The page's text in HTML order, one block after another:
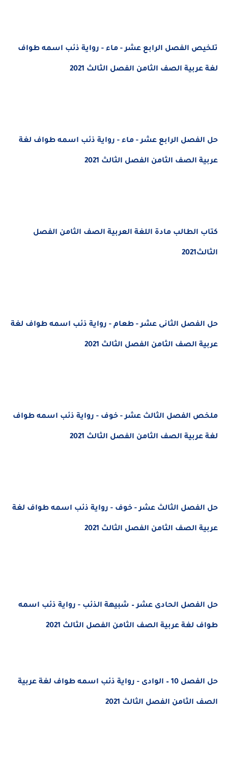
تلخيص الفصل الرابع عشر - ماء - رواية ذئب اسمه طواف
لغة عربية الصف الثامن الفصل الثالث 2021
حل الفصل الرابع عشر - ماء - رواية ذئب اسمه طواف لغة
عربية الصف الثامن الفصل الثالث 2021
كتاب الطالب مادة اللغة العربية الصف الثامن الفصل
الثالث2021
حل الفصل الثانى عشر - طعام - رواية ذئب اسمه طواف لغة
عربية الصف الثامن الفصل الثالث 2021
ملخص الفصل الثالث عشر - خوف - رواية ذئب اسمه طواف
لغة عربية الصف الثامن الفصل الثالث 2021
حل الفصل الثالث عشر - خوف - رواية ذئب اسمه طواف لغة
عربية الصف الثامن الفصل الثالث 2021
حل الفصل الحادى عشر – شبيهة الذئب - رواية ذئب اسمه
طواف لغة عربية الصف الثامن الفصل الثالث 2021
حل الفصل 10 – الوادى - رواية ذئب اسمه طواف لغة عربية
الصف الثامن الفصل الثالث 2021